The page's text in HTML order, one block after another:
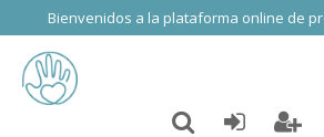
Bienvenidos a la plataforma online de